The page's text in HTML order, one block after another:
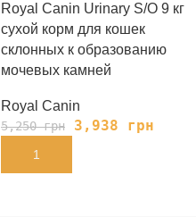
Royal Canin Urinary S/O 9 кг
сухой корм для кошек
склонных к образованию
мочевых камней
Royal Canin
5,250грн 3,938 грн
В КОРЗИНУ